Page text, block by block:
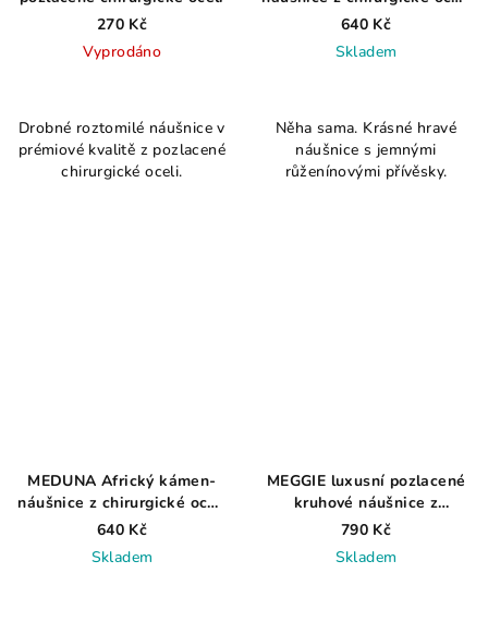
270 Kč
Vyprodáno
Drobné roztomilé náušnice v
prémiové kvalitě z pozlacené
chirurgické oceli.
pozlacené
640 Kč
Skladem
produktu
je
5,0
Něha sama. Krásné hravé
náušnice s jemnými
růženínovými přívěsky.
MEDUNA Africký kámen-
náušnice z chirurgické oceli
pozlacené
640 Kč
Skladem
MEGGIE luxusní pozlacené
kruhové náušnice z
ušlechtilé chirurgické oceli
790 Kč
Skladem